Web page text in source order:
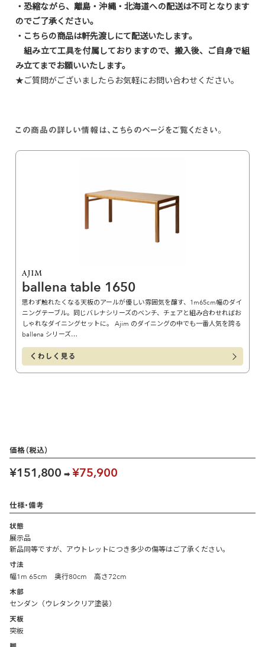
・恐縮ながら、離島・沖縄・北海道への配送は不可となります
のでご了承ください。
・こちらの商品は軒先渡しにて配送いたします。
組み立て工具を付属しておりますので、搬入後、ご自身で組
み立てまでお願いいたします。
★ご質問がございましたらお気軽にお問い合わせください。
この商品の詳しい情報は、こちらのページをご覧ください。
ballena table 1650
思わず触れたくなる天板のアールが優しい雰囲気を醸す、1m65cm幅のダイ
ニングテーブル。同じバレナシリーズのベンチ、チェアと組み合わせればお
しゃれなダイニングセットに。 Ajim のダイニングの中でも一番人気を誇る
ballena シリーズ…
くわしく見る
価格（税込）
¥151,800 ➡ ¥75,900
仕様・備考
状態
展示品
新品同等ですが、アウトレットにつき多少の傷等はご了承ください。
寸法
幅1m 65cm 奥行80cm 高さ72cm
木部
センダン（ウレタンクリア塗装）
天板
突板